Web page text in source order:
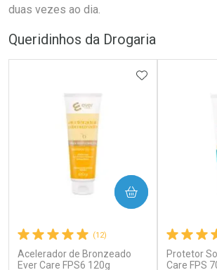
duas vezes ao dia.
Queridinhos da Drogaria
(12)
Acelerador de Bronzeado
Ever Care FPS6 120g
ADICIONAR
COMPRAR
Protetor
Care FPS